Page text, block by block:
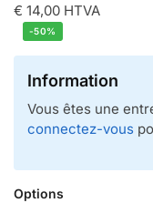
€ 14,00 HTVA
-50%
Information
Vous êtes une
connectez-vous
Options